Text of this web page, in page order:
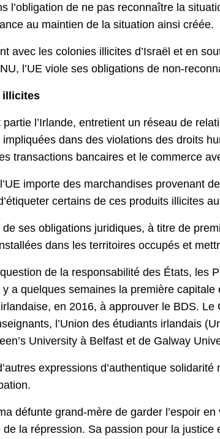
l’obligation de ne pas reconnaître la
au maintien de la situation ainsi créée.
avec les colonies illicites d’Israël et en
l’UE viole ses obligations de non-
illicites
partie l’Irlande, entretient un réseau de
impliquées dans des violations des droits
transactions bancaires et le commerce
importe des marchandises provenant
certains de ces produits illicites
ses obligations juridiques, à titre de
dans les territoires occupés et
de la responsabilité des États, les
a quelques semaines la première
en 2016, à approuver le BDS.
l’Union des étudiants irlandais
University à Belfast et de Galway
expressions d’authentique
défunte grand-mère de garder l’espoir
la répression. Sa passion pour la justice